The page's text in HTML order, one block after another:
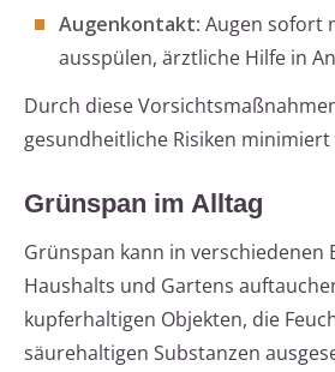
Augenkontakt: Augen sofort
ausspülen, ärztliche Hilfe in
Durch diese
gesundheitliche Risiken minimiert
Grünspan im Alltag
Grünspan kann in verschiedenen
Haushalts und Gartens
kupferhaltigen Objekten, die
säurehaltigen Substanzen